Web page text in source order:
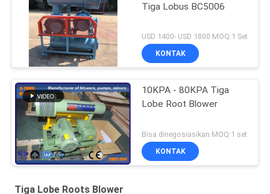
Tiga Lobus BC5006
USD 1400- USD 1800 MOQ:1 Set
KONTAK
10KPA - 80KPA Tiga
Lobe Root Blower
Bisa dinegosiasikan MOQ:1 set
KONTAK
Tiga Lobe Roots Blower